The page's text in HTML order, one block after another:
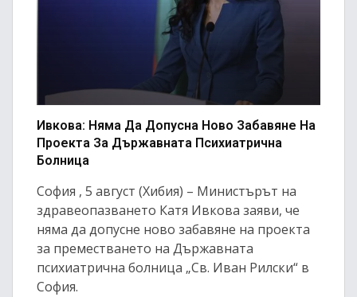
Ивкова: Няма Да Допусна Ново Забавяне На
Проекта За Държавната Психиатрична
Болница
София , 5 август (Хибия) – Министърът на
здравеопазването Катя Ивкова заяви, че
няма да допусне ново забавяне на проекта
за преместването на Държавната
психиатрична болница „Св. Иван Рилски“ в
София.